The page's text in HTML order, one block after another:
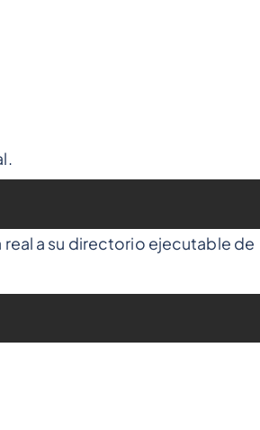
a su directorio ejecutable de